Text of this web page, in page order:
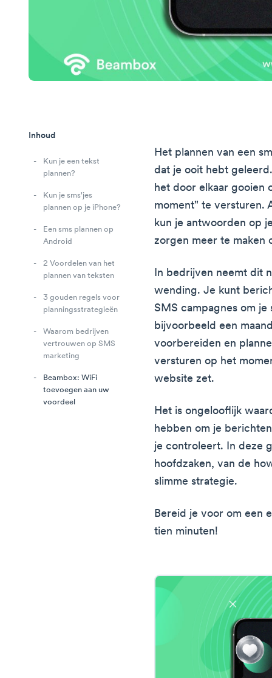
Inhoud
Kun je een tekst
plannen?
Kun je sms'jes
plannen op je iPhone?
Een sms plannen op
Android
2 Voordelen van het
plannen van teksten
3 gouden regels voor
planningsstrategieën
Waarom bedrijven
vertrouwen op SMS
marketing
Beambox: WiFi
toevoegen aan uw
voordeel
Het plannen van een
dat je ooit hebt
het door elkaar gooien
moment" te versturen.
kun je antwoorden op
zorgen meer te maken
In bedrijven neemt dit
wending. Je kunt
SMS campagnes om
bijvoorbeeld een
voorbereiden en
versturen op het
website zet.
Het is ongelooflijk
hebben om je
je controleert. In deze
hoofdzaken, van de
slimme strategie.
Bereid je voor om een
tien minuten!